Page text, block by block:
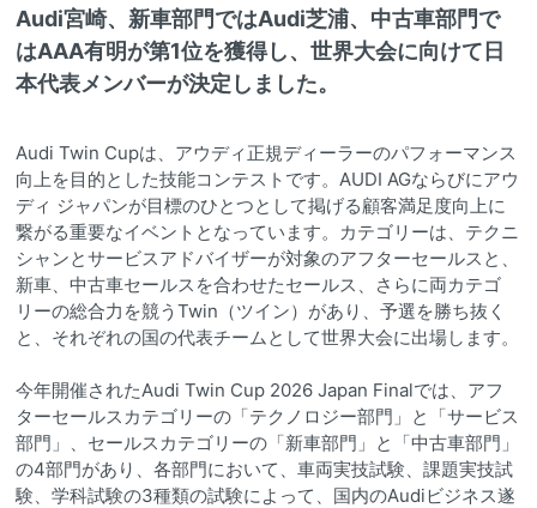
Audi宮崎、新車部門ではAudi芝浦、中古車部門で
はAAA有明が第1位を獲得し、世界大会に向けて日
本代表メンバーが決定しました。
Audi Twin Cupは、アウディ正規ディーラーのパフォーマンス
向上を目的とした技能コンテストです。AUDI AGならびにアウ
ディ ジャパンが目標のひとつとして掲げる顧客満足度向上に
繋がる重要なイベントとなっています。カテゴリーは、テクニ
シャンとサービスアドバイザーが対象のアフターセールスと、
新車、中古車セールスを合わせたセールス、さらに両カテゴ
リーの総合力を競うTwin（ツイン）があり、予選を勝ち抜く
と、それぞれの国の代表チームとして世界大会に出場します。
今年開催されたAudi Twin Cup 2026 Japan Finalでは、アフ
ターセールスカテゴリーの「テクノロジー部門」と「サービス
部門」、セールスカテゴリーの「新車部門」と「中古車部門」
の4部門があり、各部門において、車両実技試験、課題実技試
験、学科試験の3種類の試験によって、国内のAudiビジネス遂